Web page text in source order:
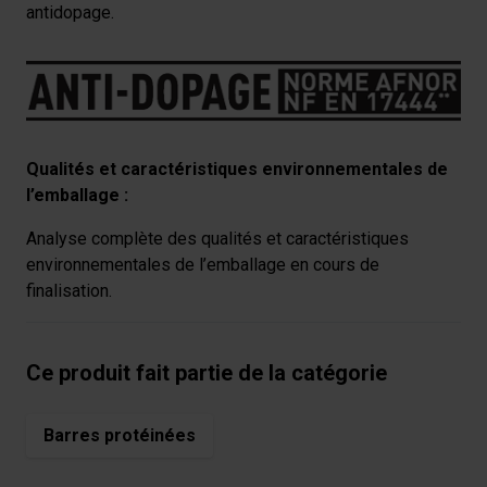
relatives aux médias sociaux et de nous permettre une
informations sur votre utilisation de notre site avec nos
partenaires de médias sociaux, de publicité et analyse,
qui peuvent combiner celles-ci avec des informations
collectées lors de votre utilisation de leurs services.
antidopage.
Qualités et caractéristiques environnementales de
l’emballage :
Analyse complète des qualités et caractéristiques
environnementales de l’emballage en cours de
finalisation.
Ce produit fait partie de la catégorie
Barres protéinées